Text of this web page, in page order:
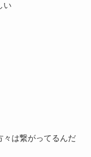
い
々は繋がってるんだ